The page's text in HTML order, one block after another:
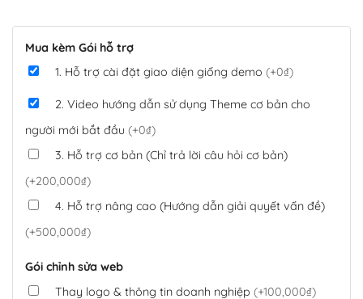
Mua kèm Gói hỗ trợ
1. Hỗ trợ cài đặt giao diện giống demo (+0₫)
2. Video hướng dẫn sử dụng Theme cơ bản cho
người mới bắt đầu (+0₫)
3. Hỗ trợ cơ bản (Chỉ trả lời câu hỏi cơ bản)
(+200,000₫)
4. Hỗ trợ nâng cao (Hướng dẫn giải quyết vấn đề)
(+500,000₫)
Gói chỉnh sửa web
Thay logo & thông tin doanh nghiệp (+100,000₫)